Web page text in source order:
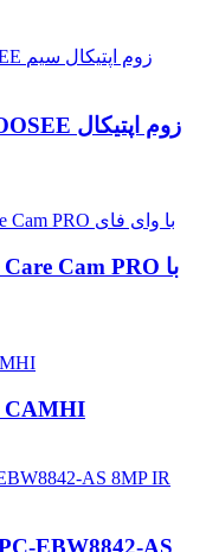
دوربین مینی اسپید دام زوم اپتیکال CAMHI